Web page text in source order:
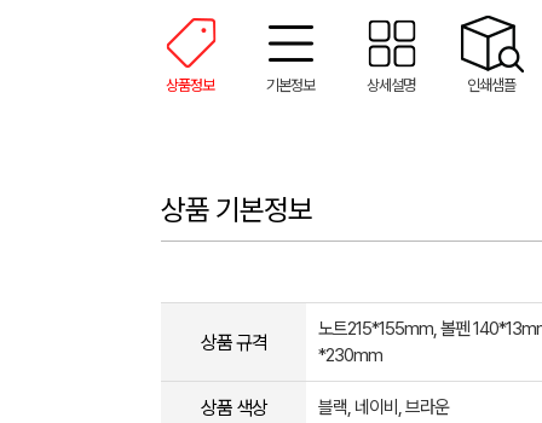
상품정보 기본정보 상세설명 인쇄샘플
상품 기본정보
상품 규격
노트215*155mm, 볼펜
*230mm
상품 색상 블랙, 네이비, 브라운